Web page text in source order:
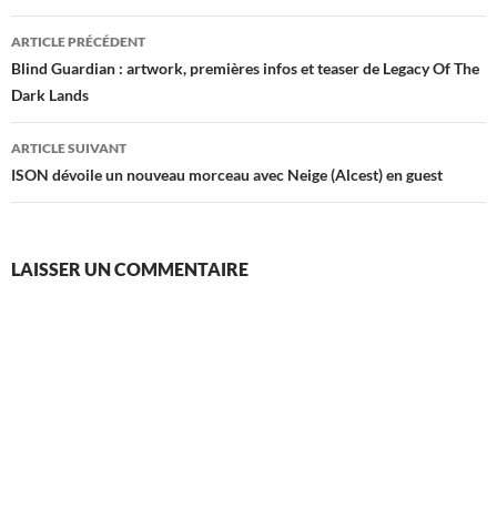
Navigation
des
articles
ARTICLE PRÉCÉDENT
Blind Guardian : artwork, premières infos et teaser de Legacy Of The
Dark Lands
ARTICLE SUIVANT
ISON dévoile un nouveau morceau avec Neige (Alcest) en guest
LAISSER UN COMMENTAIRE